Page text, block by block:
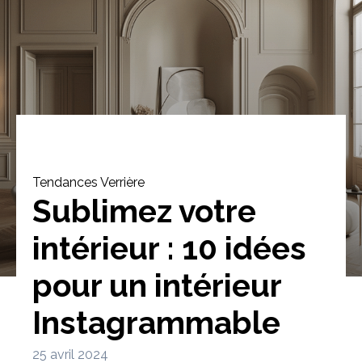
Bibliothèque Meuble tv Dressing
Tendances Verrière
Sublimez votre
intérieur : 10 idées
pour un intérieur
Instagrammable
25 avril 2024